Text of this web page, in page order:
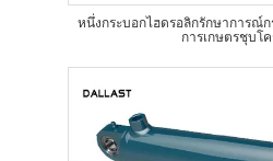
หนึ่งกระบอกไฮดรอลิกรักษาการณ์
การเกษตรชุบโ